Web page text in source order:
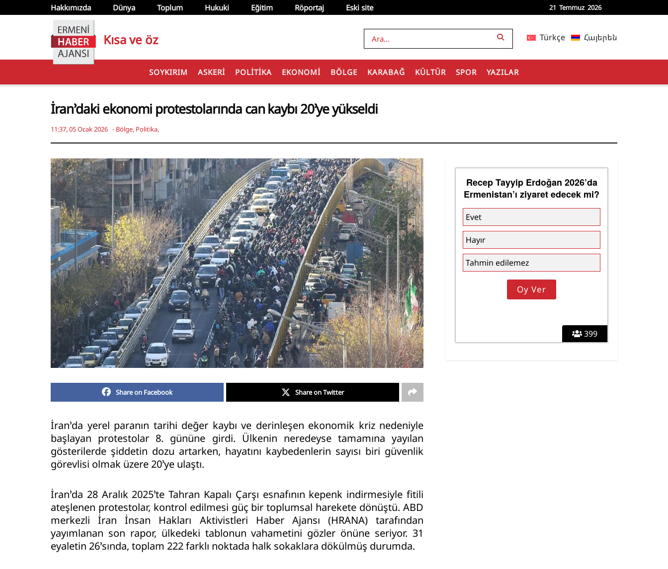
Hakkımızda Dünya Toplum Hukuki Eğitim Röportaj Eski site 21 Temmuz 2026
Kısa ve öz Türkçe Հայերեն
SOYKIRIM ASKERI POLITIKA EKONOMI BÖLGE KARABAĞ KÜLTÜR SPOR YAZILAR
İran’daki ekonomi protestolarında can kaybı 20’ye yükseldi
11:37, 05 Ocak 2026 - Bölge, Politika,
Share on Facebook Share on Twitter
İran’da yerel paranın tarihi değer kaybı ve derinleşen ekonomik kriz nedeniyle
başlayan protestolar 8. gününe girdi. Ülkenin neredeyse tamamına yayılan
gösterilerde şiddetin dozu artarken, hayatını kaybedenlerin sayısı biri güvenlik
görevlisi olmak üzere 20’ye ulaştı.
İran’da 28 Aralık 2025’te Tahran Kapalı Çarşı esnafının kepenk indirmesiyle fitili
ateşlenen protestolar, kontrol edilmesi güç bir toplumsal harekete dönüştü. ABD
merkezli İran İnsan Hakları Aktivistleri Haber Ajansı (HRANA) tarafından
yayımlanan son rapor, ülkedeki tablonun vahametini gözler önüne seriyor. 31
eyaletin 26’sında, toplam 222 farklı noktada halk sokaklara dökülmüş durumda.
399
Recep Tayyip Erdoğan 2026’da
Ermenistan’ı ziyaret edecek mi?
Evet
Hayır
Tahmin edilemez